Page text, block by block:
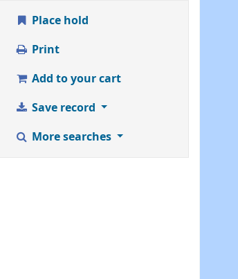
Place hold
Print
Add to your cart
Save record
More searches